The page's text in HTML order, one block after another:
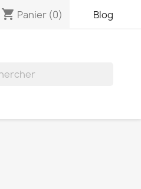
shopping_cart Panier (0) Blog